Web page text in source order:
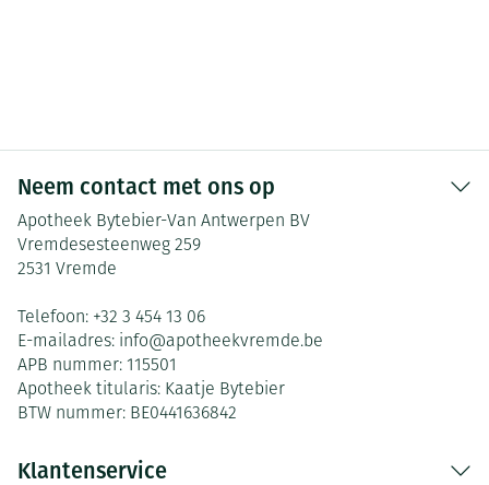
Neem contact met ons op
Apotheek Bytebier-Van Antwerpen BV
Vremdesesteenweg 259
2531 Vremde
Telefoon: +32 3 454 13 06
E-mailadres: info@apotheekvremde.be
APB nummer: 115501
Apotheek titularis: Kaatje Bytebier
BTW nummer: BE0441636842
Klantenservice